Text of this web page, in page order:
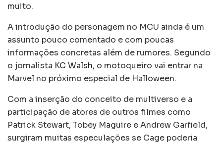
muito.
A introdução do personagem no MCU ainda é um
assunto pouco comentado e com poucas
informações concretas além de rumores. Segundo
o jornalista KC Walsh, o motoqueiro vai entrar na
Marvel no próximo especial de Halloween.
Com a inserção do conceito de multiverso e a
participação de atores de outros filmes como
Patrick Stewart, Tobey Maguire e Andrew Garfield,
surgiram muitas especulações se Cage poderia